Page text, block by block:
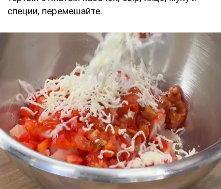
специи, перемешайте.